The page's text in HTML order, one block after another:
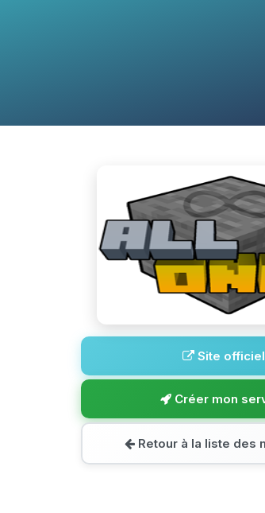
Site officiel
Créer mon
Retour à la liste des